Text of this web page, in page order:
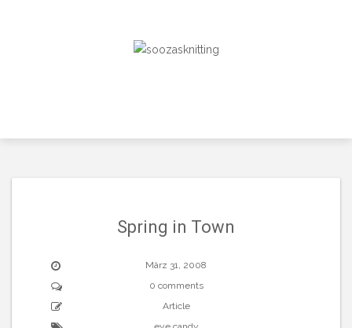
Spring in Town
März 31, 2008
0 comments
Article